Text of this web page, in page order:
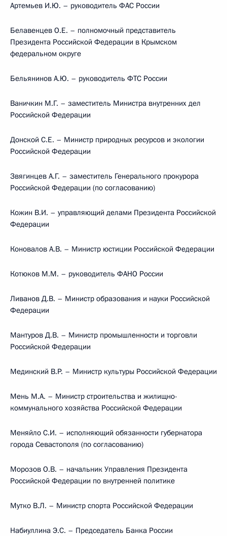
Артемьев И.Ю. – руководитель ФАС России
Белавенцев О.Е. – полномочный представитель
Президента Российской Федерации в Крымском
федеральном округе
Бельянинов А.Ю. – руководитель ФТС России
Ваничкин М.Г. – заместитель Министра внутренних дел
Российской Федерации
Донской С.Е. – Министр природных ресурсов и экологии
Российской Федерации
Звягинцев А.Г. – заместитель Генерального прокурора
Российской Федерации (по согласованию)
Кожин В.И. – управляющий делами Президента Российской
Федерации
Коновалов А.В. – Министр юстиции Российской Федерации
Котюков М.М. – руководитель ФАНО России
Ливанов Д.В. – Министр образования и науки Российской
Федерации
Мантуров Д.В. – Министр промышленности и торговли
Российской Федерации
Мединский В.Р. – Министр культуры Российской Федерации
Мень М.А. – Министр строительства и жилищно-
коммунального хозяйства Российской Федерации
Меняйло С.И. – исполняющий обязанности губернатора
города Севастополя (по согласованию)
Морозов О.В. – начальник Управления Президента
Российской Федерации по внутренней политике
Мутко В.Л. – Министр спорта Российской Федерации
Набиуллина Э.С. – Председатель Банка России